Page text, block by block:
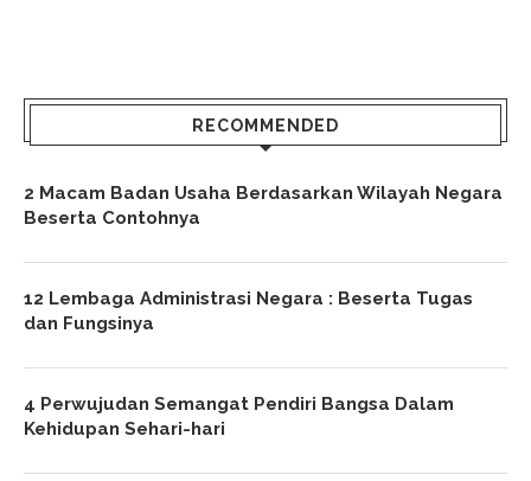
RECOMMENDED
2 Macam Badan Usaha Berdasarkan Wilayah Negara
Beserta Contohnya
12 Lembaga Administrasi Negara : Beserta Tugas
dan Fungsinya
4 Perwujudan Semangat Pendiri Bangsa Dalam
Kehidupan Sehari-hari